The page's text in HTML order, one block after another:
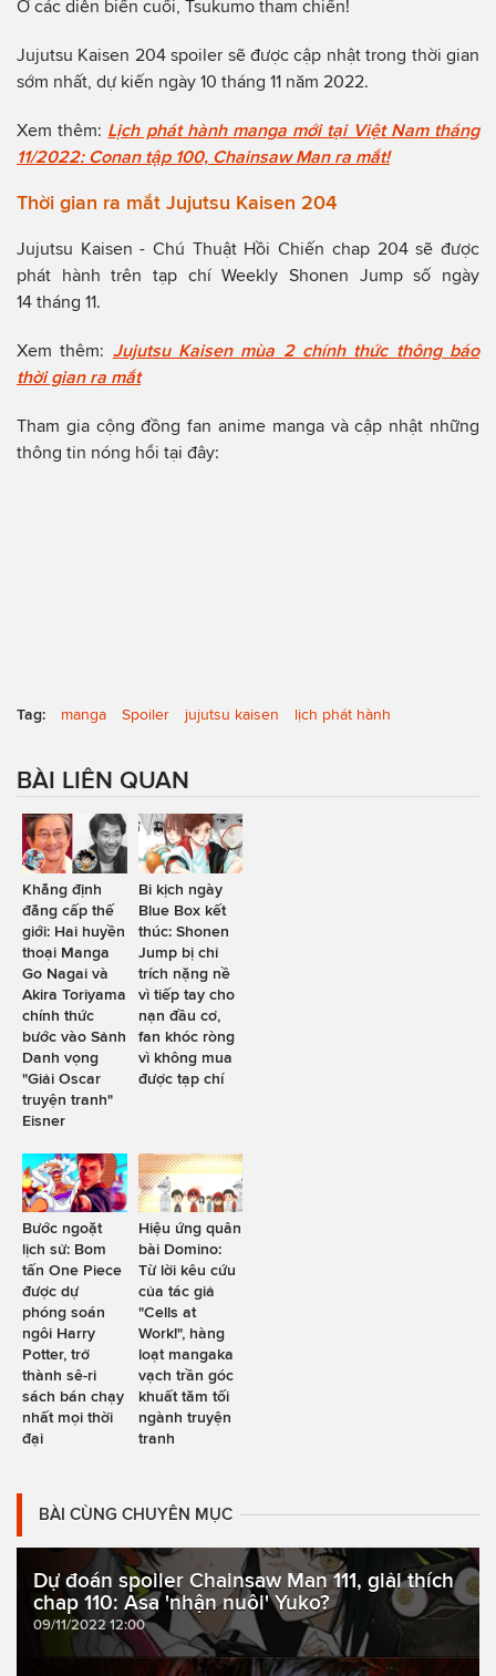
Ở các diễn biến cuối, Tsukumo tham chiến!
Jujutsu Kaisen 204 spoiler sẽ được cập nhật trong thời gian
sớm nhất, dự kiến ngày 10 tháng 11 năm 2022.
Xem thêm: Lịch phát hành manga mới tại Việt Nam tháng
11/2022: Conan tập 100, Chainsaw Man ra mắt!
Thời gian ra mắt Jujutsu Kaisen 204
Jujutsu Kaisen - Chú Thuật Hồi Chiến chap 204 sẽ được
phát hành trên tạp chí Weekly Shonen Jump số ngày
14 tháng 11.
Xem thêm: Jujutsu Kaisen mùa 2 chính thức thông báo
thời gian ra mắt
Tham gia cộng đồng fan anime manga và cập nhật những
thông tin nóng hổi tại đây:
Tag: manga Spoiler jujutsu kaisen lịch phát hành
BÀI LIÊN QUAN
Khẳng định
đẳng cấp thế
giới: Hai huyền
thoại Manga
Go Nagai và
Akira Toriyama
chính thức
bước vào Sảnh
Danh vọng
"Giải Oscar
truyện tranh"
Eisner
Bi kịch ngày
Blue Box kết
thúc: Shonen
Jump bị chỉ
trích nặng nề
vì tiếp tay cho
nạn đầu cơ,
fan khóc ròng
vì không mua
được tạp chí
Bước ngoặt
lịch sử: Bom
tấn One Piece
được dự
phóng soán
ngôi Harry
Potter, trở
thành sê-ri
sách bán chạy
nhất mọi thời
đại
Hiệu ứng quân
bài Domino:
Từ lời kêu cứu
của tác giả
"Cells at
Work!", hàng
loạt mangaka
vạch trần góc
khuất tăm tối
ngành truyện
tranh
BÀI CÙNG CHUYÊN MỤC
Dự đoán spoiler Chainsaw Man 111, giải thích
chap 110: Asa 'nhận nuôi' Yuko?
09/11/2022 12:00